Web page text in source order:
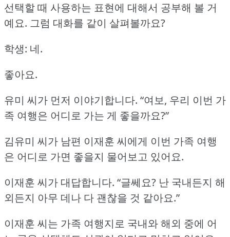
선택할 때 사용하는 표현에 대해서 공부해 볼 거
예요. 그럼 대화를 같이 살펴볼까요?
학생: 네.
좋아요.
유미 씨가 먼저 이야기합니다. “여보, 우리 이번 가
족 여행은 어디로 가는 게 좋을까요?”
김유미 씨가 남편 이재훈 씨에게 이번 가족 여행
은 어디로 가면 좋을지 물어보고 있어요.
이재훈 씨가 대답합니다. “글쎄요? 난 국내든지 해
외든지 아무 데나 다 괜찮을 것 같아요.”
이재훈 씨는 가족 여행지로 국내와 해외 중에 어